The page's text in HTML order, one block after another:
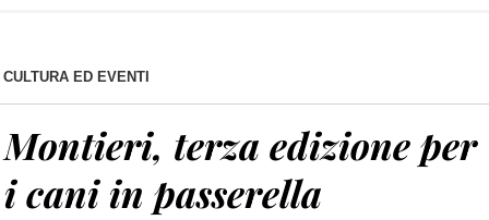
CULTURA ED EVENTI
Montieri, terza edizione per
i cani in passerella